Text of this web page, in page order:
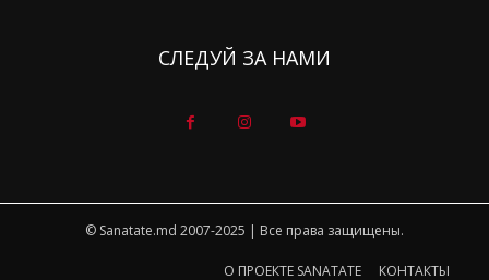
СЛЕДУЙ ЗА НАМИ
© Sanatate.md 2007-2025 | Все права защищены.
О ПРОЕКТЕ SANATATE КОНТАКТЫ